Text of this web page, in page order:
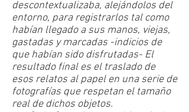
descontextualizaba, alejándolos del
entorno, para registrarlos tal como
habían llegado a sus manos, viejas,
gastadas y marcadas -indicios de
que habían sido disfrutadas- El
resultado final es el traslado de
esos relatos al papel en una serie de
fotografías que respetan el tamaño
real de dichos objetos.